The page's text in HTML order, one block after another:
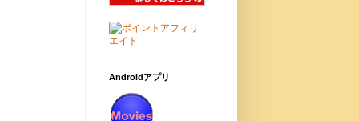
Androidアプリ